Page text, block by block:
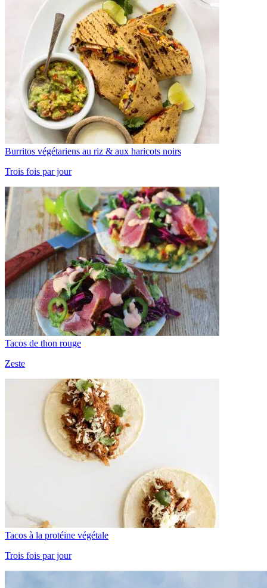
Burritos végétariens au riz & aux haricots noirs
Trois fois par jour
Tacos de thon rouge
Zeste
Tacos à la protéine végétale
Trois fois par jour